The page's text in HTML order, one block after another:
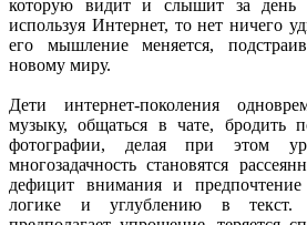
которую видит и слышит за день
используя Интернет, то нет ничего
его мышление меняется,
новому миру.
Дети интернет-поколения
музыку, общаться в чате, бродить
фотографии, делая при этом
многозадачность становятся
дефицит внимания и
логике и углублению в текст.